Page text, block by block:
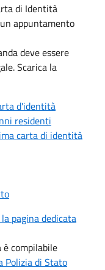
di Identità
appuntamento
deve essere
Scarica la
d'identità
residenti
carta di identità
pagina dedicata
compilabile
Polizia di Stato